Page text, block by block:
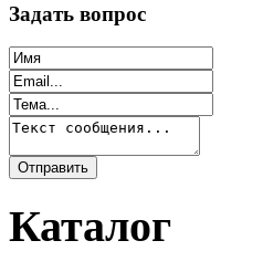
Задать вопрос
Каталог